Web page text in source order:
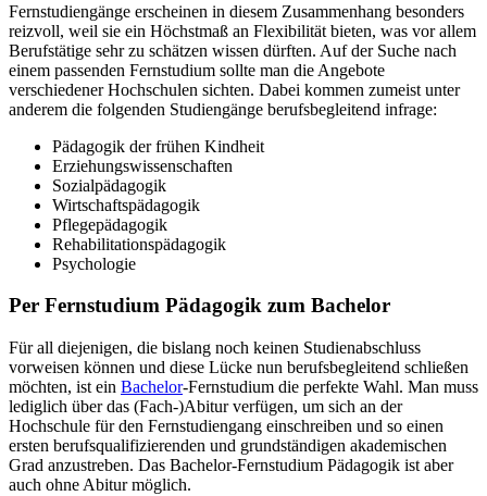
Fernstudiengänge erscheinen in diesem Zusammenhang besonders
reizvoll, weil sie ein Höchstmaß an Flexibilität bieten, was vor allem
Berufstätige sehr zu schätzen wissen dürften. Auf der Suche nach
einem passenden Fernstudium sollte man die Angebote
verschiedener Hochschulen sichten. Dabei kommen zumeist unter
anderem die folgenden Studiengänge berufsbegleitend infrage:
Pädagogik der frühen Kindheit
Erziehungswissenschaften
Sozialpädagogik
Wirtschaftspädagogik
Pflegepädagogik
Rehabilitationspädagogik
Psychologie
Per Fernstudium Pädagogik zum Bachelor
Für all diejenigen, die bislang noch keinen Studienabschluss
vorweisen können und diese Lücke nun berufsbegleitend schließen
möchten, ist ein Bachelor-Fernstudium die perfekte Wahl. Man muss
lediglich über das (Fach-)Abitur verfügen, um sich an der
Hochschule für den Fernstudiengang einschreiben und so einen
ersten berufsqualifizierenden und grundständigen akademischen
Grad anzustreben. Das Bachelor-Fernstudium Pädagogik ist aber
auch ohne Abitur möglich.